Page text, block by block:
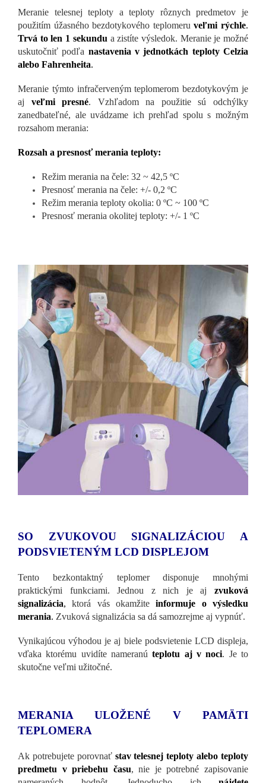
Meranie telesnej teploty a teploty rôznych predmetov je
použitím úžasného bezdotykového teplomeruveľmi rýchle.
Trvá to len 1 sekundu a zistíte výsledok. Meranie je možné
uskutočniť podľa nastavenia v jednotkách teploty Celzia
alebo Fahrenheita.
Meranie týmto infračerveným teplomerom bezdotykovým je
aj veľmi presné. Vzhľadom na použitie sú odchýlky
zanedbateľné, ale uvádzame ich prehľad spolu s možným
rozsahom merania:
Rozsah a presnosť merania teploty:
Režim merania na čele: 32 ~ 42,5 ºC
Presnosť merania na čele: +/- 0,2 ºC
Režim merania teploty okolia: 0 ºC ~ 100 ºC
Presnosť merania okolitej teploty: +/- 1 ºC
SO ZVUKOVOU SIGNALIZÁCIOU A
PODSVIETENÝM LCD DISPLEJOM
Tento bezkontaktný teplomer disponuje mnohými
praktickými funkciami. Jednou z nich je aj zvuková
signalizácia, ktorá vás okamžiteinformuje o výsledku
merania. Zvuková signalizácia sa dá samozrejme aj vypnúť.
Vynikajúcou výhodou je aj biele podsvietenie LCD displeja,
vďaka ktorému uvidíte nameranúteplotu aj v noci. Je to
skutočne veľmi užitočné.
MERANIA ULOŽENÉ V PAMÄTI
TEPLOMERA
Ak potrebujete porovnať stav telesnej teploty alebo teploty
predmetu v priebehu času, nie je potrebné zapisovanie